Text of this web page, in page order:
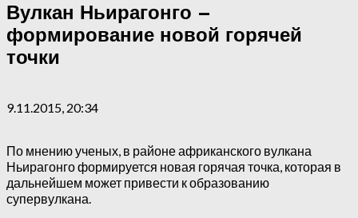
Вулкан Ньирагонго –
формирование новой горячей
точки
9.11.2015, 20:34
По мнению ученых, в районе африканского вулкана
Ньирагонго формируется новая горячая точка, которая в
дальнейшем может привести к образованию
супервулкана.